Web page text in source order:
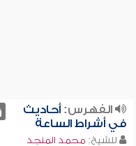
الفهرس:أحاديث
في أشراط الساعة
للشيخ: محمد المنجد